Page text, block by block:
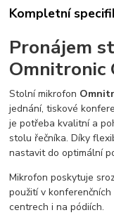
Kompletní
Pronájem
Omnitronic
Stolní mikrofon
jednání, tiskové
je potřeba kvalitní a
stolu řečníka. Díky
nastavit do optimální
Mikrofon poskytuje
použití v
centrech i na pódiích.